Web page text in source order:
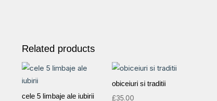
Related products
cele 5 limbaje ale iubirii
obiceiuri si traditii
£35.00